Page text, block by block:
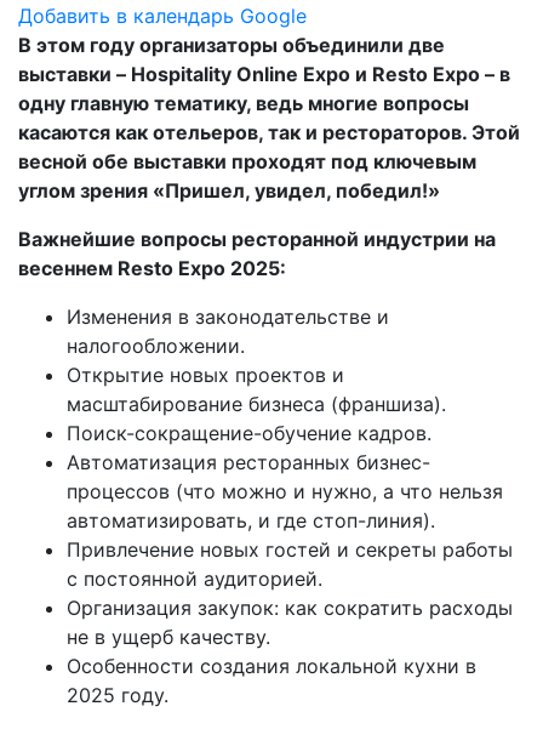
Добавить в календарь Google
В этом году организаторы объединили две
выставки – Hospitality Online Expo и Resto Expo – в
одну главную тематику, ведь многие вопросы
касаются как отельеров, так и рестораторов. Этой
весной обе выставки проходят под ключевым
углом зрения «Пришел, увидел, победил!»
Важнейшие вопросы ресторанной индустрии на
весеннем Resto Expo 2025:
Изменения в законодательстве и
налогообложении.
Открытие новых проектов и
масштабирование бизнеса (франшиза).
Поиск-сокращение-обучение кадров.
Автоматизация ресторанных бизнес-
процессов (что можно и нужно, а что нельзя
автоматизировать, и где стоп-линия).
Привлечение новых гостей и секреты работы
с постоянной аудиторией.
Организация закупок: как сократить расходы
не в ущерб качеству.
Особенности создания локальной кухни в
2025 году.